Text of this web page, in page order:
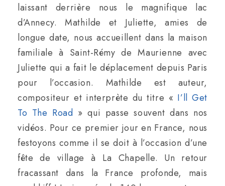
laissant derrière nous le magnifique lac
d’Annecy. Mathilde et Juliette, amies de
longue date, nous accueillent dans la maison
familiale à Saint-Rémy de Maurienne avec
Juliette qui a fait le déplacement depuis Paris
pour l’occasion. Mathilde est auteur,
compositeur et interprète du titre « I’ll Get
To The Road » qui passe souvent dans nos
vidéos. Pour ce premier jour en France, nous
festoyons comme il se doit à l’occasion d’une
fête de village à La Chapelle. Un retour
fracassant dans la France profonde, mais